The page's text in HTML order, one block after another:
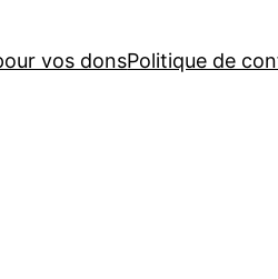
vos donsPolitique de